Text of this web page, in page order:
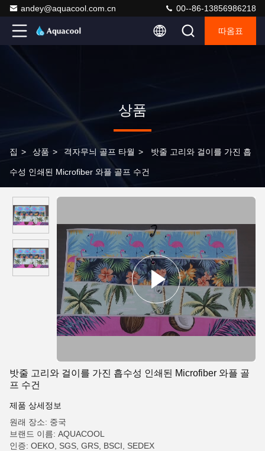
andey@aquacool.com.cn 00--86-13856986218
따옴표
상품
집 > 상품 > 격자무늬 골프 타월 > 밧줄 고리와 걸이를 가진 흡
수성 인쇄된 Microfiber 와플 골프 수건
밧줄 고리와 걸이를 가진 흡수성 인쇄된 Microfiber 와플 골
프 수건
제품 상세정보
원래 장소: 중국
브랜드 이름: AQUACOOL
인증: OEKO, SGS, GRS, BSCI, SEDEX